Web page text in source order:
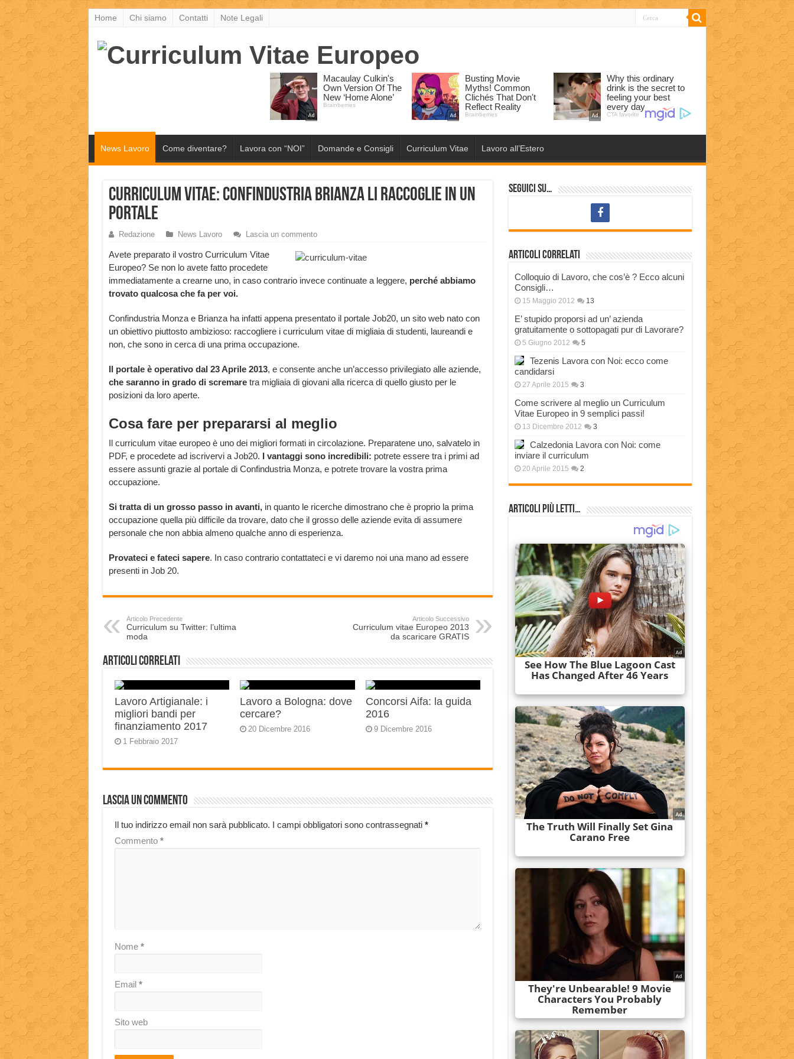
Home Chi siamo Contatti Note Legali
News Lavoro Come diventare? Lavora con “NOI” Domande e Consigli Curriculum Vitae Lavoro all’Estero
Curriculum Vitae: Confindustria Brianza li raccoglie in un
portale
Redazione News Lavoro Lascia un commento
Avete preparato il vostro Curriculum Vitae
Europeo? Se non lo avete fatto procedete
immediatamente a crearne uno, in caso contrario invece continuate a leggere, perché abbiamo
trovato qualcosa che fa per voi.
Confindustria Monza e Brianza ha infatti appena presentato il portale Job20, un sito web nato con
un obiettivo piuttosto ambizioso: raccogliere i curriculum vitae di migliaia di studenti, laureandi e
non, che sono in cerca di una prima occupazione.
Il portale è operativo dal 23 Aprile 2013, e consente anche un’accesso privilegiato alle aziende,
che saranno in grado di scremaretra migliaia di giovani alla ricerca di quello giusto per le
posizioni da loro aperte.
Cosa fare per prepararsi al meglio
Il curriculum vitae europeo è uno dei migliori formati in circolazione. Preparatene uno, salvatelo in
PDF, e procedete ad iscrivervi a Job20. I vantaggi sono incredibili: potrete essere tra i primi ad
essere assunti grazie al portale di Confindustria Monza, e potrete trovare la vostra prima
occupazione.
Si tratta di un grosso passo in avanti, in quanto le ricerche dimostrano che è proprio la prima
occupazione quella più difficile da trovare, dato che il grosso delle aziende evita di assumere
personale che non abbia almeno qualche anno di esperienza.
Provateci e fateci sapere. In caso contrario contattateci e vi daremo noi una mano ad essere
presenti in Job 20.
Articolo Precedente
Curriculum su Twitter: l’ultima
moda
Articolo Successivo
Curriculum vitae Europeo 2013
da scaricare GRATIS
Articoli correlati
Lavoro Artigianale: i
migliori bandi per
finanziamento 2017
1 Febbraio 2017
Lavoro a Bologna: dove
cercare?
20 Dicembre 2016
Concorsi Aifa: la guida
2016
9 Dicembre 2016
Lascia un commento
Il tuo indirizzo email non sarà pubblicato. I campi obbligatori sono contrassegnati *
Commento *
Nome *
Email *
Sito web
Seguici su…
Articoli correlati
Colloquio di Lavoro, che cos’è ? Ecco alcuni
Consigli…
15 Maggio 2012 13
E’ stupido proporsi ad un’ azienda
gratuitamente o sottopagati pur di Lavorare?
5 Giugno 2012 5
Tezenis Lavora con Noi: ecco come
candidarsi
27 Aprile 2015 3
Come scrivere al meglio un Curriculum
Vitae Europeo in 9 semplici passi!
13 Dicembre 2012 3
Calzedonia Lavora con Noi: come
inviare il curriculum
20 Aprile 2015 2
Articoli più Letti…